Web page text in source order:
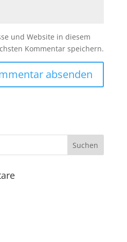
und Website in diesem
Kommentar speichern.